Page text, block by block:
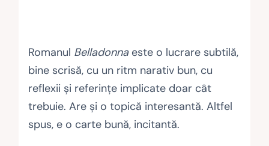
Romanul Belladonnaeste o lucrare subtilă,
bine scrisă, cu un ritm narativ bun, cu
reflexii şi referinţe implicate doar cât
trebuie. Are şi o topică interesantă. Altfel
spus, e o carte bună, incitantă.